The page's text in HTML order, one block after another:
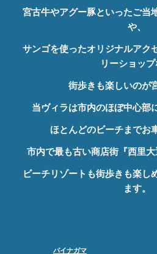
宮古牛やアグー豚といったご当
や、
サンゴを使ったオリジナルアク
リーショッ
街歩きも楽しいのが
当ヴィラは市内のほぼ中心部
ほとんどのビーチまでお
市内で最も古い商店街『西里
ビーチリゾートも街歩きも楽し
ます。
パイナガマ